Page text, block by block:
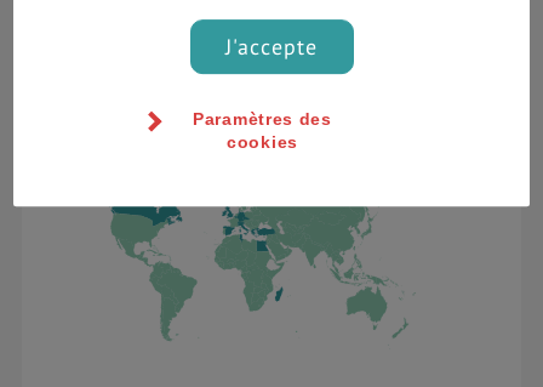
«Alexis n'a pas encore dévoilé sa citation
J'accepte
Paramètres des
cookies